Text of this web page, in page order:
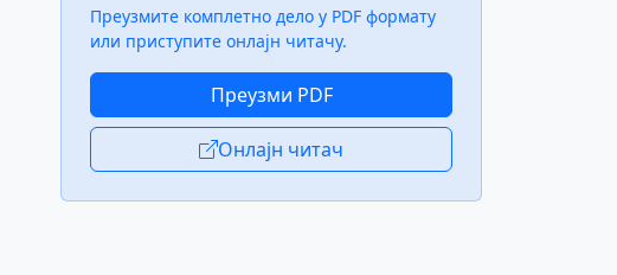
Преузмите комплетно дело у PDF формату
или приступите онлајн читачу.
Преузми PDF
Онлајн читач